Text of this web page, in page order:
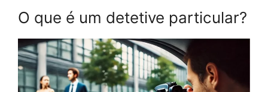
O que é um detetive particular?